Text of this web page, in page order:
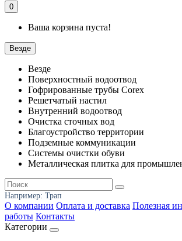
0
Ваша корзина пуста!
Везде
Везде
Поверхностный водоотвод
Гофрированные трубы Corex
Решетчатый настил
Внутренний водоотвод
Очистка сточных вод
Благоустройство территории
Подземные коммуникации
Системы очистки обуви
Металлическая плитка для
Например: Трап
О компании Оплата и доставка Полезная
работы Контакты
Категории